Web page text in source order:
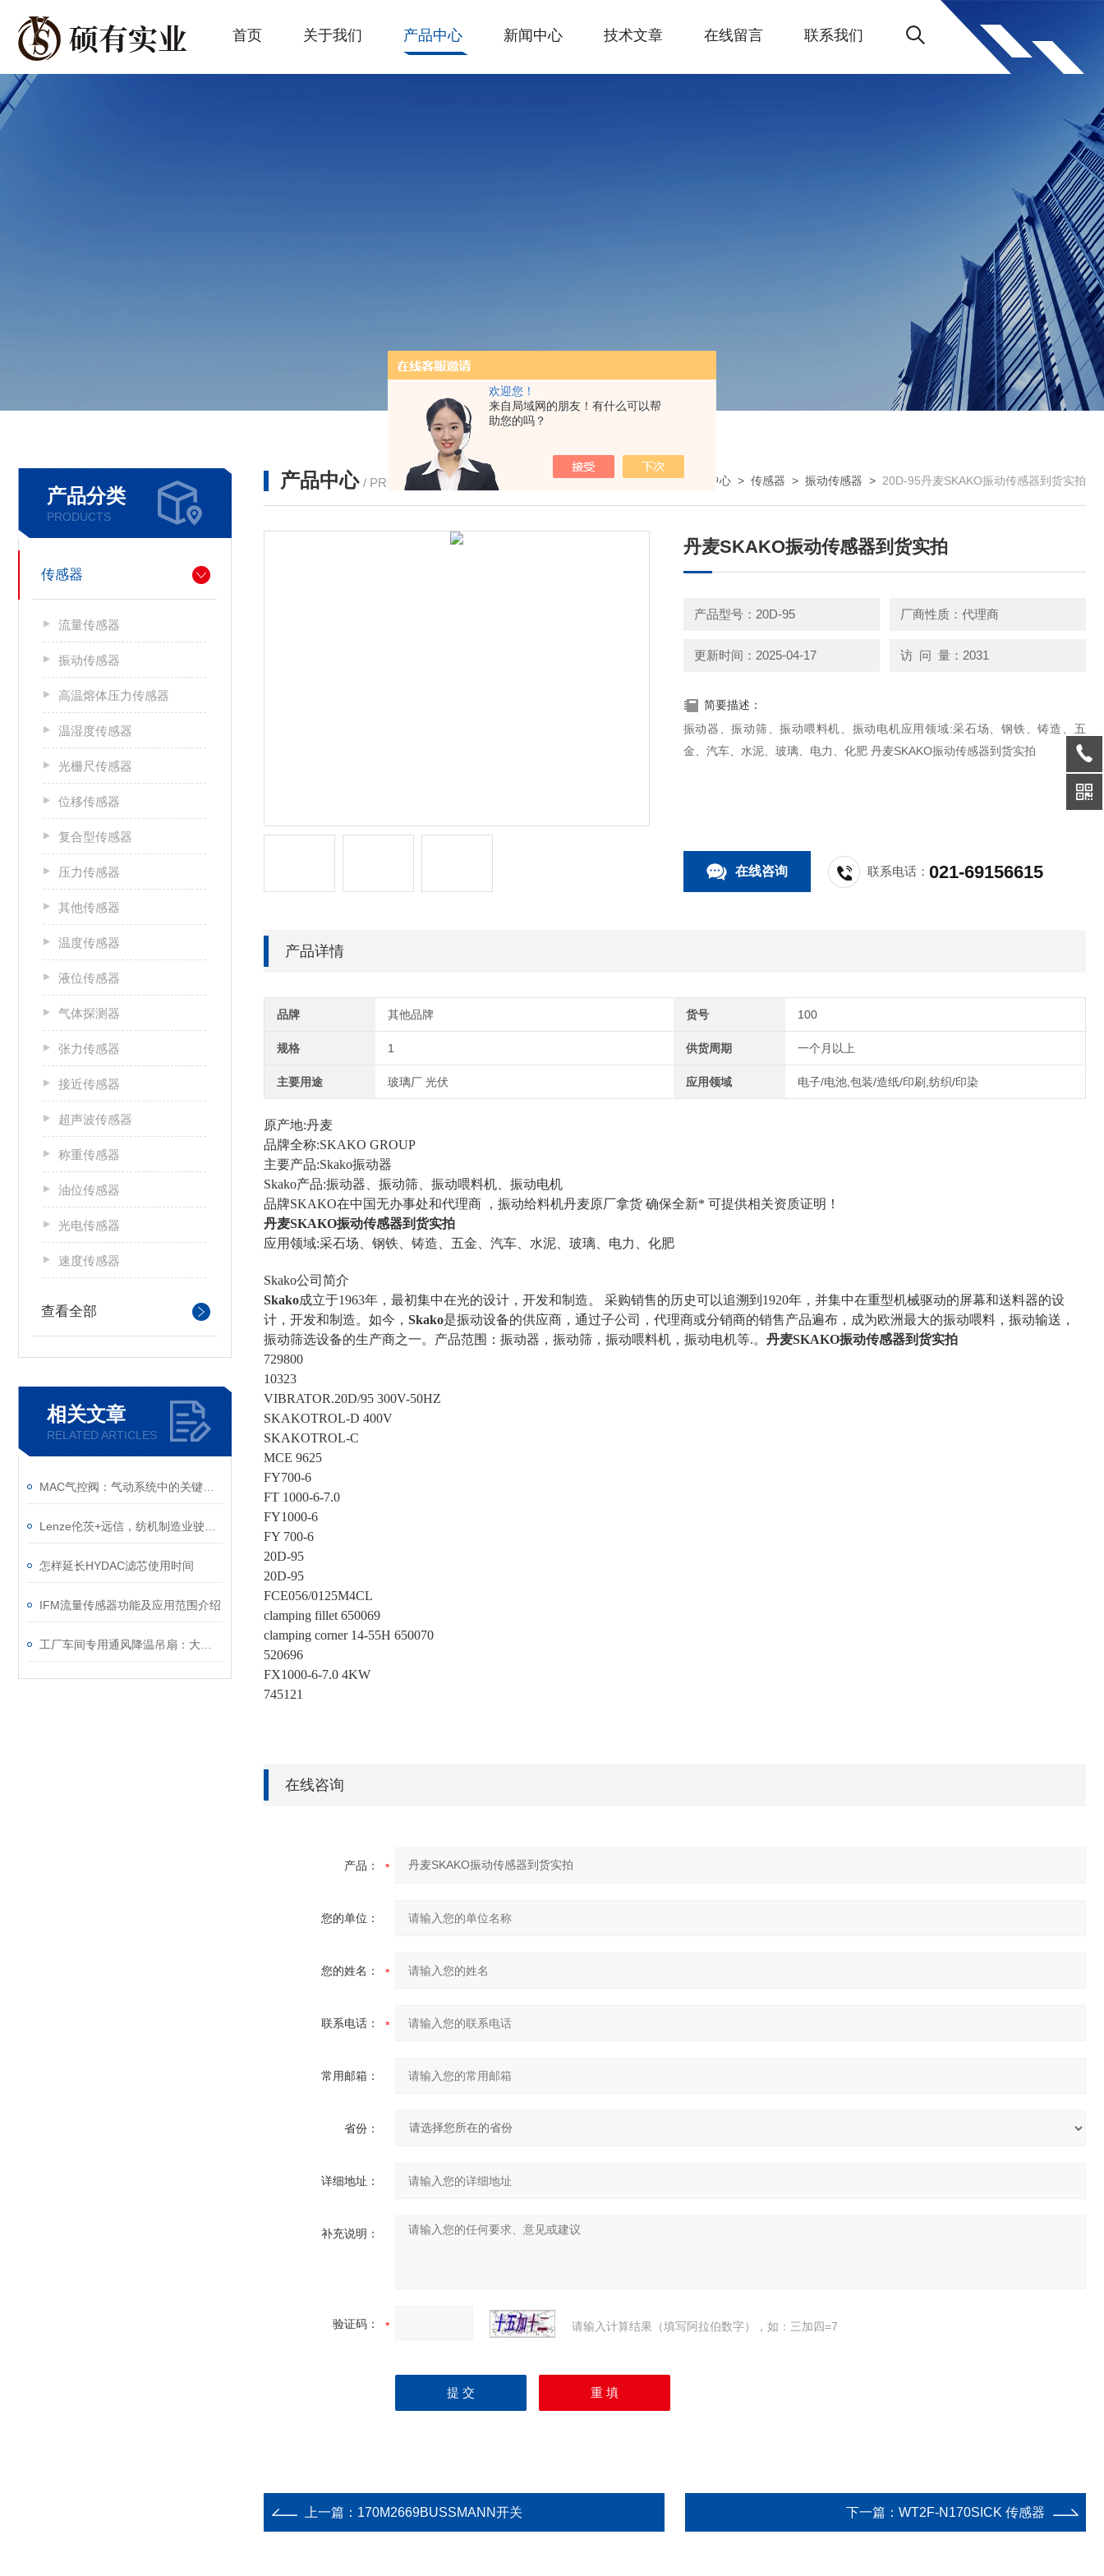
欢迎您！
来自局域网的朋友！有什么可以帮
助您的吗？
首页 关于我们 产品中心 新闻中心 技术文章 在线留言 联系我们
产品分类
PRODUCTS
传感器
流量传感器
振动传感器
高温熔体压力传感器
温湿度传感器
光栅尺传感器
位移传感器
复合型传感器
压力传感器
其他传感器
温度传感器
液位传感器
气体探测器
张力传感器
接近传感器
超声波传感器
称重传感器
油位传感器
光电传感器
速度传感器
查看全部
相关文章
RELATED ARTICLES
怎样延长HYDAC滤芯使用时间
IFM流量传感器功能及应用范围介绍
产品中心 / PRODUCTS 我的位置：首页> 产品中心 > 传感器 > 振动传感器 > 20D-95丹麦SKAKO振动传感器到货实拍
丹麦SKAKO振动传感器到货实拍
产品型号：20D-95 厂商性质：代理商
更新时间：2025-04-17 访 问 量：2031
简要描述：
振动器、振动筛、振动喂料机、振动电机应用领域:采石场、钢铁、铸造、五
金、汽车、水泥、玻璃、电力、化肥 丹麦SKAKO振动传感器到货实拍
在线咨询 联系电话：021-69156615
产品详情
品牌 其他品牌 货号 100
规格 1 供货周期 一个月以上
主要用途 玻璃厂 光伏 应用领域 电子/电池,包装/造纸/印刷,纺织/印染
原产地:丹麦
品牌全称:SKAKO GROUP
主要产品:Skako振动器
Skako产品:振动器、振动筛、振动喂料机、振动电机
品牌SKAKO在中国无办事处和代理商 ，振动给料机丹麦原厂拿货 确保全新* 可提供相关资质证明！
丹麦SKAKO振动传感器到货实拍
应用领域:采石场、钢铁、铸造、五金、汽车、水泥、玻璃、电力、化肥
Skako公司简介
Skako成立于1963年，最初集中在光的设计，开发和制造。 采购销售的历史可以追溯到1920年，并集中在重型机械驱动的屏幕和送料器的设
计，开发和制造。如今， Skako是振动设备的供应商，通过子公司，代理商或分销商的销售产品遍布，成为欧洲最大的振动喂料，振动输送，
振动筛选设备的生产商之一。产品范围：振动器，振动筛，振动喂料机，振动电机等.。 丹麦SKAKO振动传感器到货实拍
729800
10323
VIBRATOR.20D/95 300V-50HZ
SKAKOTROL-D 400V
SKAKOTROL-C
MCE 9625
FY700-6
FT 1000-6-7.0
FY1000-6
FY 700-6
20D-95
20D-95
FCE056/0125M4CL
clamping fillet 650069
clamping corner 14-55H 650070
520696
FX1000-6-7.0 4KW
745121
在线咨询
产品：
您的单位：
您的姓名：
联系电话：
常用邮箱：
省份：
详细地址：
补充说明：
验证码： 请输入计算结果（填写阿拉伯数字），如：三加四=7
上一篇： 170M2669BUSSMANN开关 下一篇： WT2F-N170SICK 传感器